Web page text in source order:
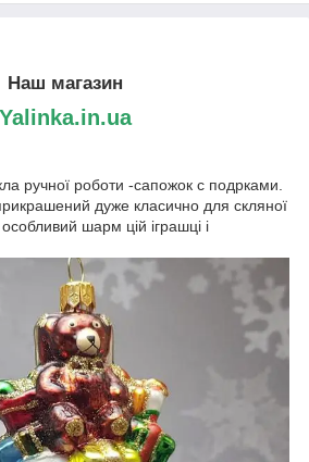
Наш магазин
Yalinka.in.ua
ручної роботи -сапожок с подрками.
дуже класично для скляної
шарм цій іграшці і